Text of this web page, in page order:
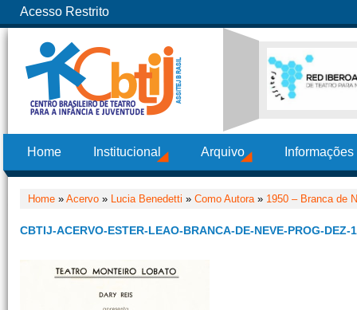
Acesso Restrito
Home Institucional Arquivo
Home » Acervo » Lucia Benedetti » Como Autora» 1950 – Branca de
CBTIJ-ACERVO-ESTER-LEAO-BRANCA-DE-NEVE-PROG-DEZ-